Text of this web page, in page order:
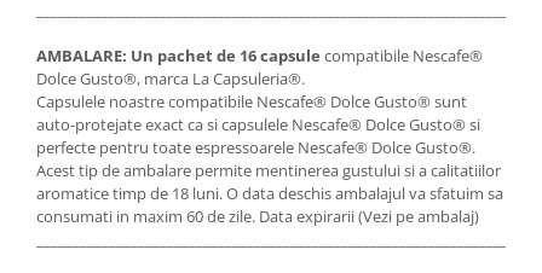
AMBALARE: Un pachet de 16 capsule compatibile Nescafe®
Dolce Gusto®, marca La Capsuleria®.
Capsulele noastre compatibile Nescafe® Dolce Gusto® sunt
auto-protejate exact ca si capsulele Nescafe® Dolce Gusto® si
perfecte pentru toate espressoarele Nescafe® Dolce Gusto®.
Acest tip de ambalare permite mentinerea gustului si a calitatiilor
aromatice timp de 18 luni. O data deschis ambalajul va sfatuim sa
consumati in maxim 60 de zile. Data expirarii (Vezi pe ambalaj)